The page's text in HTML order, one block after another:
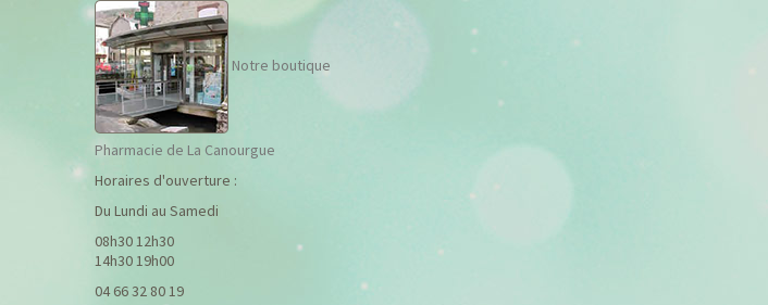
Notre boutique
Pharmacie de La Canourgue
Horaires d'ouverture :
Du Lundi au Samedi
08h30 12h30
14h30 19h00
04 66 32 80 19